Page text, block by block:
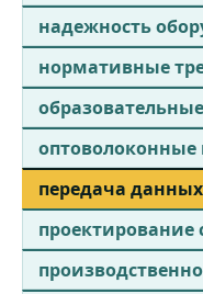
надежность
нормативные
оптоволоконные
передача данных
проектирование